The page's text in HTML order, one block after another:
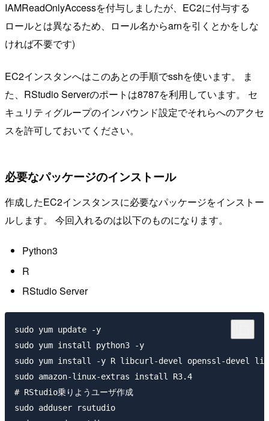
IAMReadOnlyAccessを付与しましたが、EC2に付与する
ロールとは異なるため、ロール名からarnを引くとかをしな
ければ不要です)
EC2インスタンへはこのあとの手順でsshを使います。 ま
た、RStudio Serverのポートは8787を利用しています。 セ
キュリティグループのインバウンド設定でそれらへのアクセ
スを許可しておいてください。
必要なパッケージのインストール
作成したEC2インスタンスに必要なパッケージをインストー
ルします。 今回入れるのは以下のものになります。
Python3
R
RStudio Server
sudo yum update -y
sudo yum install python3 -y
sudo yum install -y R libcurl-devel openssl-devel
sudo amazon-linux-extras install R3.4
# RStudio乗りようユーザ作成
sudo adduser rsutudio